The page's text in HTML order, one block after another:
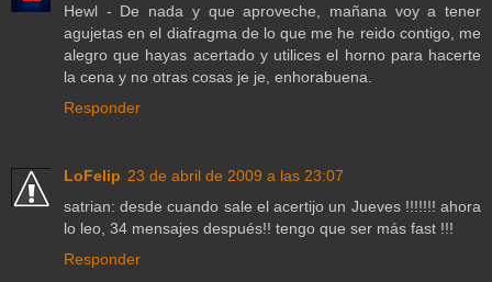
Hewl - De nada y que aproveche, mañana voy a tener
agujetas en el diafragma de lo que me he reido contigo, me
alegro que hayas acertado y utilices el horno para hacerte
la cena y no otras cosas je je, enhorabuena.
Responder
LoFelip 23 de abril de 2009 a las 23:07
satrian: desde cuando sale el acertijo un Jueves !!!!!!! ahora
lo leo, 34 mensajes después!! tengo que ser más fast !!!
Responder